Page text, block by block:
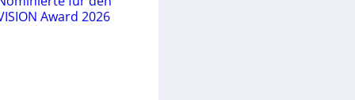
Award 2026